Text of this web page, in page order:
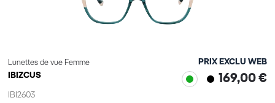
Lunettes de vue Femme
IBIZCUS
IBI2603
PRIX EXCLU WEB
169,00 €